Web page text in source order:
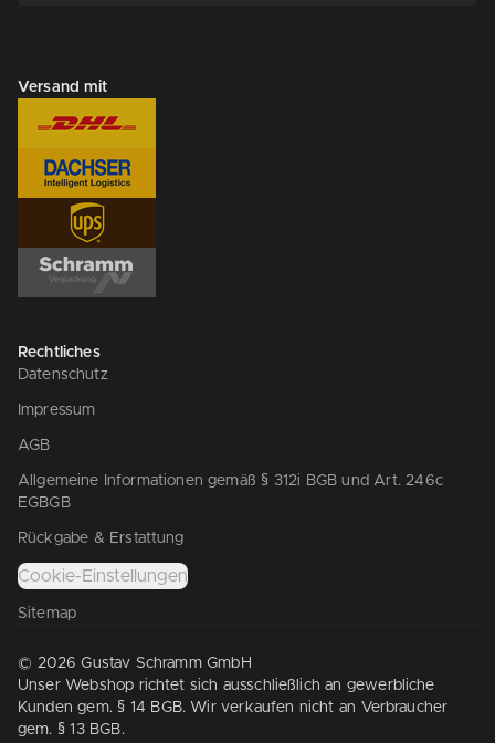
Versand mit
Rechtliches
Datenschutz
Impressum
AGB
Allgemeine Informationen gemäß § 312i BGB und Art. 246c
EGBGB
Rückgabe & Erstattung
Cookie-Einstellungen
Sitemap
© 2026 Gustav Schramm GmbH
Unser Webshop richtet sich ausschließlich an gewerbliche
Kunden gem. § 14 BGB. Wir verkaufen nicht an Verbraucher
gem. § 13 BGB.